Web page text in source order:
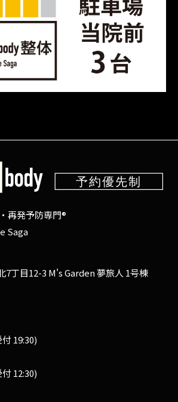
再発予防専門®
Saga
7丁目12-3 M's Garden 夢旅人 1号棟
19:30)
12:30)